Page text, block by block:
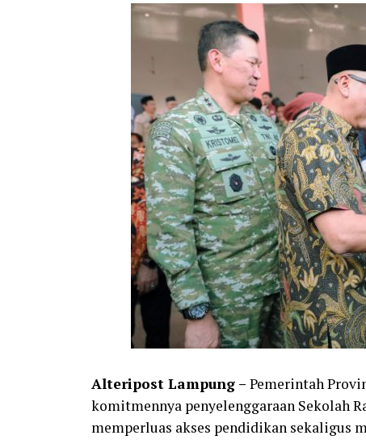
Alteripost Lampung – Pemerintah
komitmennya penyelenggaraan Sekolah
memperluas akses pendidikan sekaligus